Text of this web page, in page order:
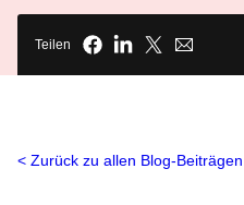
Teilen
Zurück zu allen Blog-Beiträgen